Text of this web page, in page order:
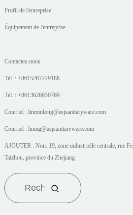
Profil de l'entreprise
Équipement de l'entreprise
Contactez-nous
Tél. : +8615267229188
Tél. : +8613626650769
Courriel : linminlong@asjsanitaryware.com
Courriel : lining@asjsanitaryware.com
AJOUTER : Non. 19, zone industrielle centrale, rue
Taizhou, province du Zhejiang